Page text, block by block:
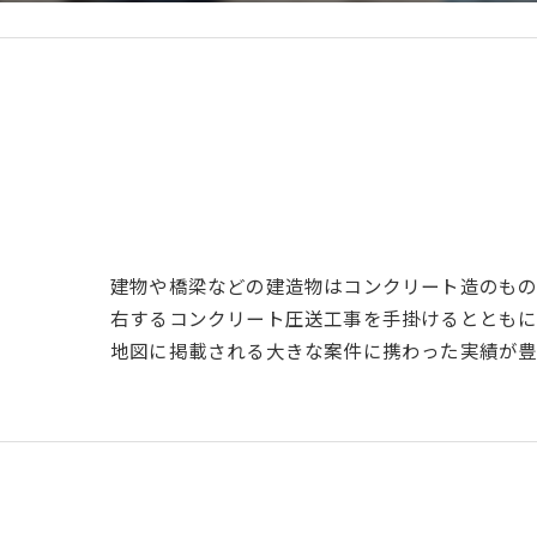
建物や橋梁などの建造物はコンクリート造のも
右するコンクリート圧送工事を手掛けるととも
地図に掲載される大きな案件に携わった実績が